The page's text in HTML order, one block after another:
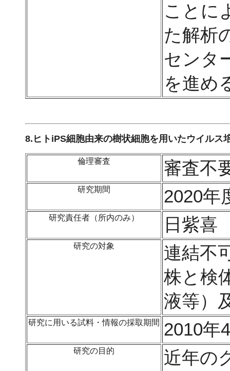
ことに
た解析
センタ
を進め
8.ヒトiPS細胞由来の樹状細胞を用いたウイルス
倫理審査 審査不
研究期間 2020年
研究責任者（所内のみ） 日紫
研究の対象
連結不
株と検
液等）
研究に用いる試料・情報の採取期間 2010年
研究の目的
近年の